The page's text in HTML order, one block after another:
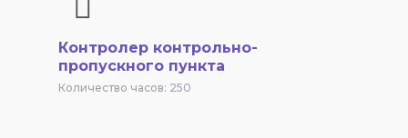
Контролер контрольно-
пропускного пункта
Количество часов: 250